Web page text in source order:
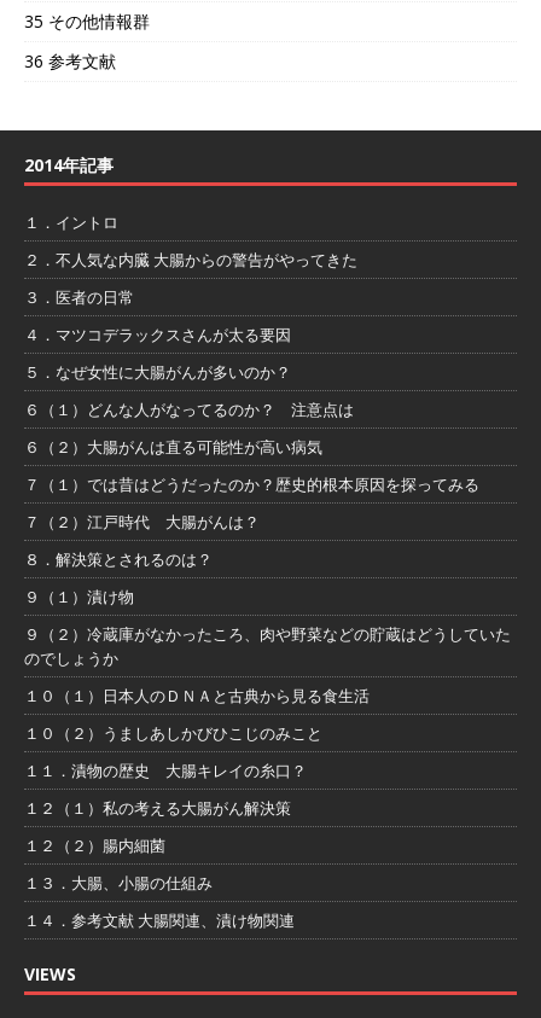
35 その他情報群
36 参考文献
2014年記事
１．イントロ
２．不人気な内臓 大腸からの警告がやってきた
３．医者の日常
４．マツコデラックスさんが太る要因
５．なぜ女性に大腸がんが多いのか？
６（１）どんな人がなってるのか？ 注意点は
６（２）大腸がんは直る可能性が高い病気
７（１）では昔はどうだったのか？歴史的根本原因を探ってみる
７（２）江戸時代 大腸がんは？
８．解決策とされるのは？
９（１）漬け物
９（２）冷蔵庫がなかったころ、肉や野菜などの貯蔵はどうしていた
のでしょうか
１０（１）日本人のＤＮＡと古典から見る食生活
１０（２）うましあしかびひこじのみこと
１１．漬物の歴史 大腸キレイの糸口？
１２（１）私の考える大腸がん解決策
１２（２）腸内細菌
１３．大腸、小腸の仕組み
１４．参考文献 大腸関連、漬け物関連
VIEWS